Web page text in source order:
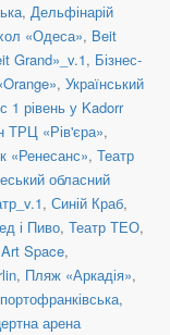
, Дельфінарій
«Одеса», Beit
Grand»_v.1, Бізнес-
, Український
1 рівень у Kadorr
ТРЦ «Рів'єра»,
«Ренесанс», Театр
обласний
, Синій Краб,
і Пиво, Театр ТЕО,
Space,
, Пляж «Аркадія»,
арена